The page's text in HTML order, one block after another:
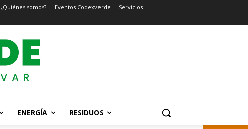
¿Quiénes somos? Eventos Codexverde Servicios
ENERGÍA RESIDUOS